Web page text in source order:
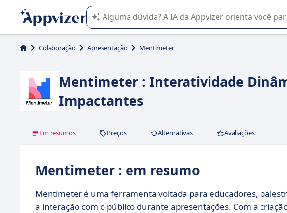
A IA do Appvizer o orienta no uso ou na seleção de
Colaboração Apresentação Mentimeter
Mentimeter : Interatividade
Impactantes
Em resumos Preços Alternativas Avaliações
Mentimeter : em resumo
Mentimeter é uma ferramenta voltada para educadores,
a interação com o público durante apresentações. Com a